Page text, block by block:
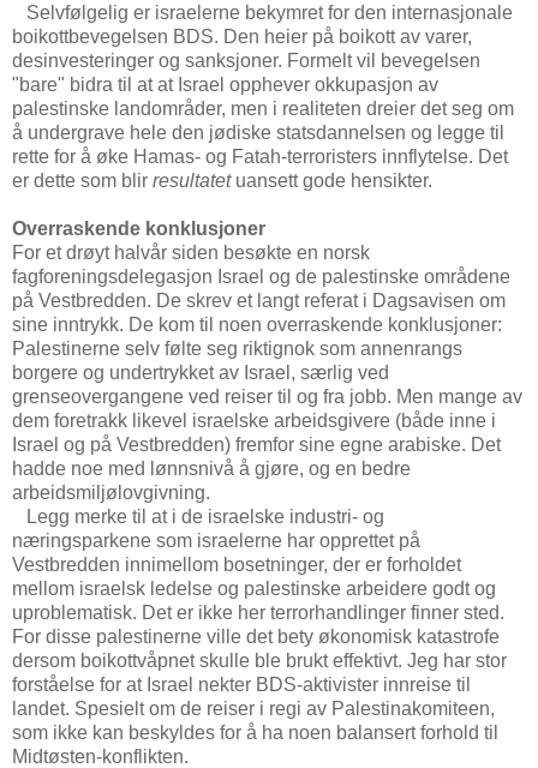
Selvfølgelig er israelerne bekymret for den internasjonale
boikottbevegelsen BDS. Den heier på boikott av varer,
desinvesteringer og sanksjoner. Formelt vil bevegelsen
"bare" bidra til at at Israel opphever okkupasjon av
palestinske landområder, men i realiteten dreier det seg om
å undergrave hele den jødiske statsdannelsen og legge til
rette for å øke Hamas- og Fatah-terroristers innflytelse. Det
er dette som blir resultatetuansett gode hensikter.
Overraskende konklusjoner
For et drøyt halvår siden besøkte en norsk
fagforeningsdelegasjon Israel og de palestinske områdene
på Vestbredden. De skrev et langt referat i Dagsavisen om
sine inntrykk. De kom til noen overraskende konklusjoner:
Palestinerne selv følte seg riktignok som annenrangs
borgere og undertrykket av Israel, særlig ved
grenseovergangene ved reiser til og fra jobb. Men mange av
dem foretrakk likevel israelske arbeidsgivere (både inne i
Israel og på Vestbredden) fremfor sine egne arabiske. Det
hadde noe med lønnsnivå å gjøre, og en bedre
arbeidsmiljølovgivning.
Legg merke til at i de israelske industri- og
næringsparkene som israelerne har opprettet på
Vestbredden innimellom bosetninger, der er forholdet
mellom israelsk ledelse og palestinske arbeidere godt og
uproblematisk. Det er ikke her terrorhandlinger finner sted.
For disse palestinerne ville det bety økonomisk katastrofe
dersom boikottvåpnet skulle ble brukt effektivt. Jeg har stor
forståelse for at Israel nekter BDS-aktivister innreise til
landet. Spesielt om de reiser i regi av Palestinakomiteen,
som ikke kan beskyldes for å ha noen balansert forhold til
Midtøsten-konflikten.